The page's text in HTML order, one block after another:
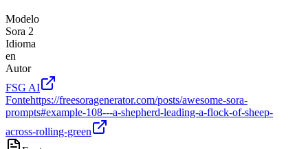
Modelo
Sora 2
Idioma
en
Autor
FSG AI
Fontehttps://freesoragenerator.com/posts/awesome-sora-
prompts#example-108---a-shepherd-leading-a-flock-of-sheep-
across-rolling-green